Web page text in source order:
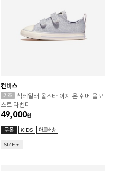
컨버스
척테일러 올스타 이지 온 쉬머 올모
스트 라벤더
49,000원
SIZE